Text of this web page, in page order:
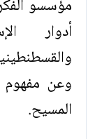
مؤسسو
أدوار
وعن
المسيح.